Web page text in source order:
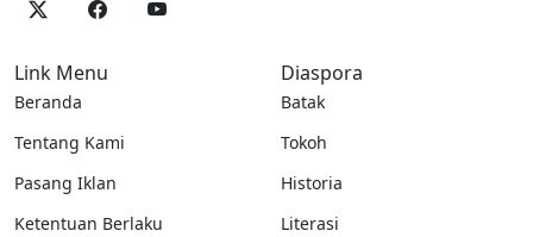
Link Menu
Beranda
Tentang Kami
Pasang Iklan
Ketentuan Berlaku
Diaspora
Batak
Tokoh
Historia
Literasi